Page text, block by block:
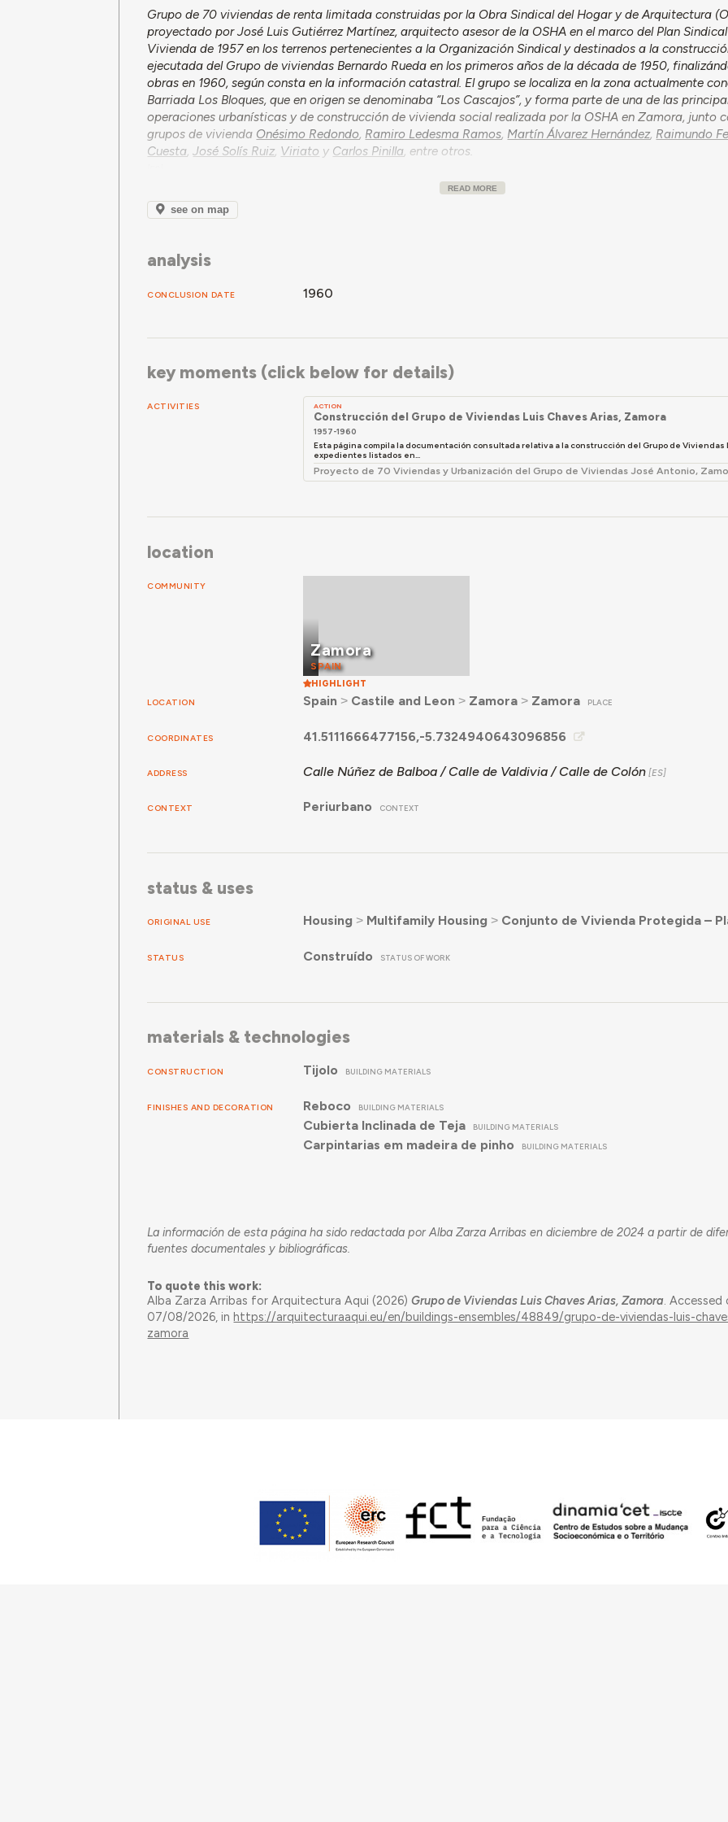
Grupo de 70 viviendas de renta limitada construidas por la Obra Sindical del Hogar y de Arquitectura
proyectado por José Luis Gutiérrez Martínez, arquitecto asesor de la OSHA en el marco del Plan
Vivienda de 1957 en los terrenos pertenecientes a la Organización Sindical y destinados a la
ejecutada del Grupo de viviendas Bernardo Rueda en los primeros años de la década de 1950,
obras en 1960, según consta en la información catastral. El grupo se localiza en la zona actualmente
Barriada Los Bloques, que en origen se denominaba “Los Cascajos”, y forma parte de una de las
operaciones urbanísticas y de construcción de vivienda social realizada por la OSHA en Zamora, junto
grupos de vivienda Onésimo Redondo, Ramiro Ledesma Ramos, Martín Álvarez Hernández, Raimundo
Cuesta,José Solís Ruiz, Viriato y Carlos Pinilla, entre otros.
READ MORE
see on map
analysis
CONCLUSION DATE 1960
key moments (click below for details)
ACTIVITIES ACTION
Construcción del Grupo de Viviendas Luis Chaves Arias, Zamora
1957-1960
Esta página compila la documentación consultada relativa a la construcción del Grupo de
expedientes listados en...
Proyecto de 70 Viviendas y Urbanización del Grupo de Viviendas José Antonio,
location
COMMUNITY
Zamora
SPAIN
HIGHLIGHT
LOCATION Spain ˃ Castile and Leon ˃ Zamora˃ Zamora PLACE
COORDINATES 41.5111666477156,-5.7324940643096856
ADDRESS Calle Núñez de Balboa / Calle de Valdivia / Calle de Colón
CONTEXT Periurbano CONTEXT
status & uses
ORIGINAL USE Housing ˃ Multifamily Housing ˃ Conjunto de Vivienda Protegida –
STATUS Construído STATUS OF WORK
materials & technologies
CONSTRUCTION Tijolo BUILDING MATERIALS
FINISHES AND DECORATION Reboco BUILDING MATERIALS
Cubierta Inclinada de Teja BUILDING MATERIALS
Carpintarias em madeira de pinho BUILDING MATERIALS
La información de esta página ha sido redactada por Alba Zarza Arribas en diciembre de 2024 a partir de
fuentes documentales y bibliográficas.
To quote this work:
Alba Zarza Arribas for Arquitectura Aqui (2026)Grupo de Viviendas Luis Chaves Arias, Zamora. Accessed
07/08/2026, inhttps://arquitecturaaqui.eu/en/buildings-ensembles/48849/grupo-de-viviendas-luis-
zamora